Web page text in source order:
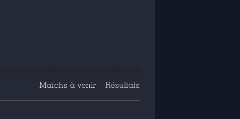
Matchs à venir Résultats